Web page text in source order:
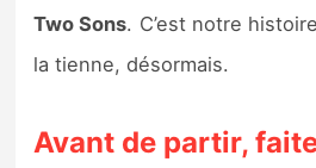
Two Sons. C’est notre
la tienne, désormais.
Avant de partir,